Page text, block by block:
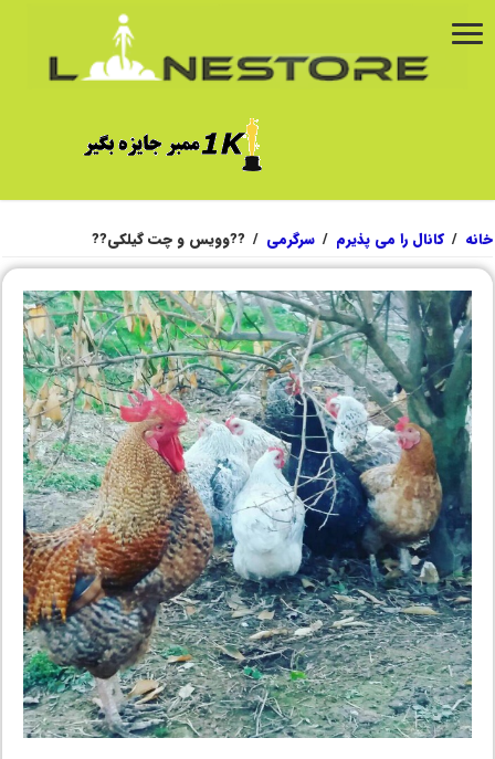
خانه / کانال را می پذیرم / سرگرمی / ??وویس و چت گیلکی??